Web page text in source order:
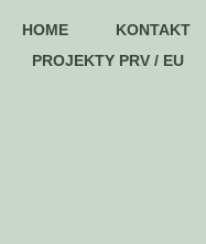
HOME KONTAKT
PROJEKTY PRV / EU